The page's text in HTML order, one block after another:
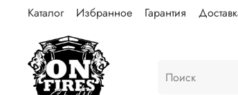
Каталог Избранное Гарантия